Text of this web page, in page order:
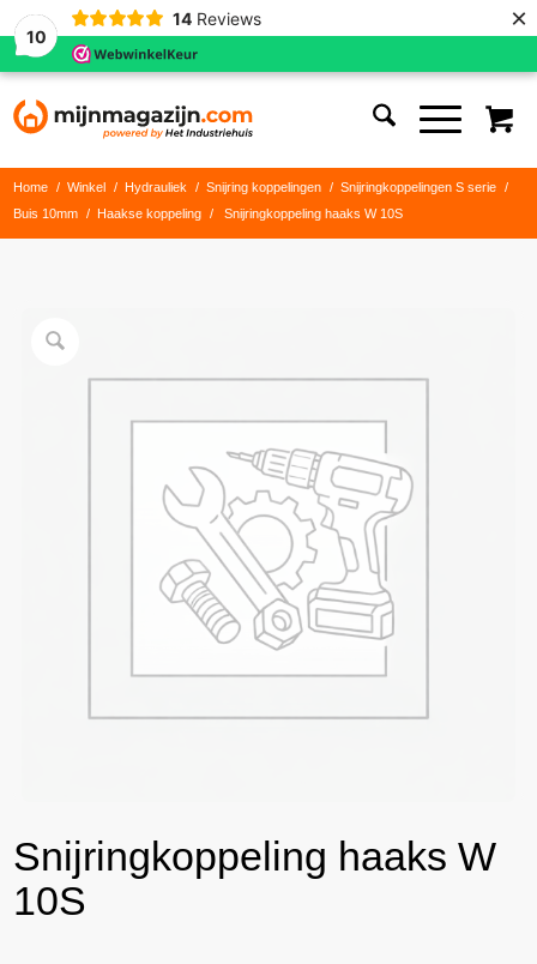
10
14 Reviews ×
Home / Winkel / Hydrauliek / Snijring koppelingen / Snijringkoppelingen S serie
/
Buis 10mm
/ Haakse koppeling / Snijringkoppeling haaks W 10S
Snijringkoppeling haaks W
10S